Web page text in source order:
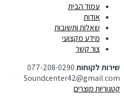
עמוד הבית
אודות
שאלות ותשובות
מידע מקצועי
צור קשר
שירות לקוחות077-208-0290
Soundcenter42@gmail.com
קטגוריות מוצרים